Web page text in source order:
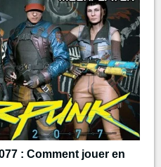
: Comment jouer en